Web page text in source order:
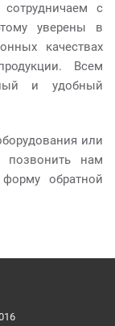
с
уверены в
качествах
Всем
и удобный
или
позвонить нам
обратной